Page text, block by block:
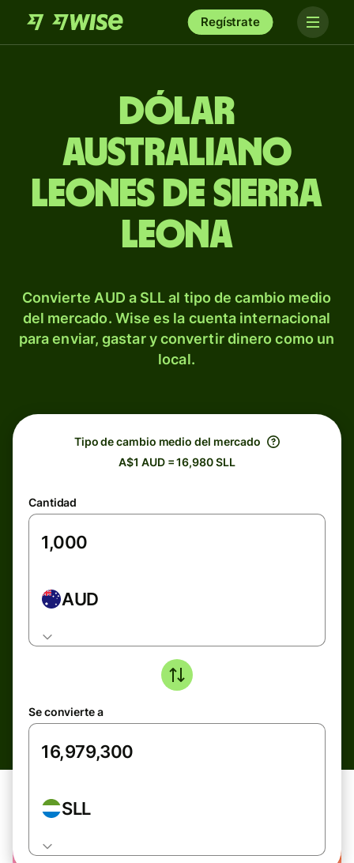
Regístrate
Dólar
australiano
leones de Sierra
Leona
Convierte AUD a SLL al tipo de cambio medio
del mercado. Wise es la cuenta internacional
para enviar, gastar y convertir dinero como un
local.
Tipo de cambio medio del mercado
A$1 AUD = 16,980 SLL
Cantidad
AUD
Se convierte a
SLL